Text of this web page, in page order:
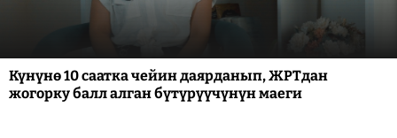
Күнүнө 10 саатка чейин даярданып, ЖРТдан
жогорку балл алган бүтүрүүчүнүн маеги